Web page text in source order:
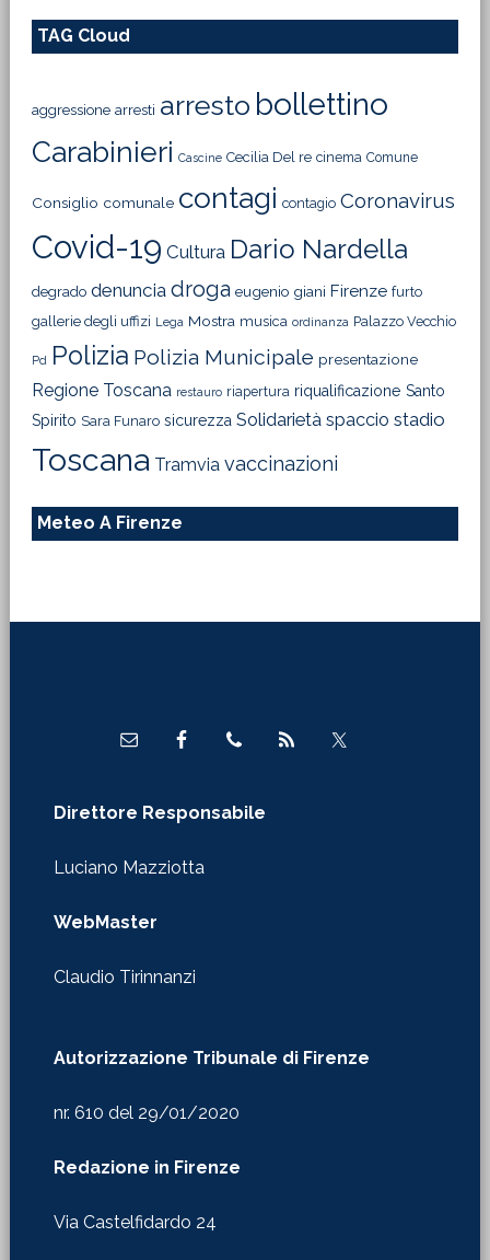
TAG Cloud
aggressione arresti arresto bollettino
Carabinieri Cascine Cecilia Del re cinema Comune
Consiglio comunale contagi contagio Coronavirus
Covid-19 Cultura Dario Nardella
degrado denuncia droga eugenio giani Firenze furto
gallerie degli uffizi Lega Mostra musica ordinanza Palazzo Vecchio
Pd Polizia Polizia Municipale presentazione
Regione Toscana restauro riapertura riqualificazione Santo
Spirito Sara Funaro sicurezza Solidarietà spaccio stadio
Toscana Tramvia vaccinazioni
Meteo A Firenze
Direttore Responsabile
Luciano Mazziotta
WebMaster
Claudio Tirinnanzi
Autorizzazione Tribunale di Firenze
nr. 610 del 29/01/2020
Redazione in Firenze
Via Castelfidardo 24